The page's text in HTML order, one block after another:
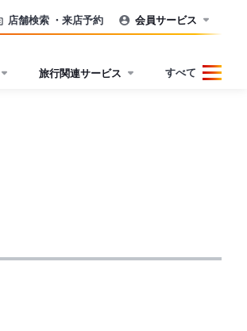
店舗検索 ・来店予約 会員サービス
旅行関連サービス すべて